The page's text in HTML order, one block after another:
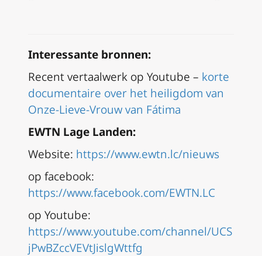
Interessante bronnen:
Recent vertaalwerk op Youtube – korte
documentaire over het heiligdom van
Onze-Lieve-Vrouw van Fátima
EWTN Lage Landen:
Website: https://www.ewtn.lc/nieuws
op facebook:
https://www.facebook.com/EWTN.LC
op Youtube:
https://www.youtube.com/channel/UCS
jPwBZccVEVtJislgWttfg